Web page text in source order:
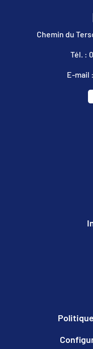
Chemin du
Tél. :
E-mail